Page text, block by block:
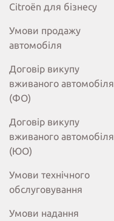
Citroёn для бізнесу
Умови продажу
автомобіля
Договір викупу
вживаного автомобіля
(ФО)
Договір викупу
вживаного автомобіля
(ЮО)
Умови технічного
обслуговування
Умови надання